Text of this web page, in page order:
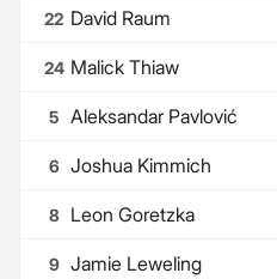
22 David Raum
24 Malick Thiaw
5 Aleksandar Pavlović
6 Joshua Kimmich
8 Leon Goretzka
9 Jamie Leweling